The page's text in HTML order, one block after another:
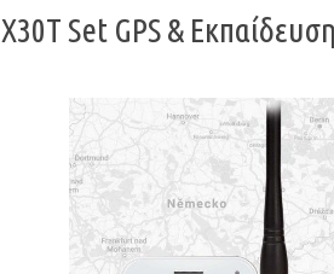
X30T Set GPS &